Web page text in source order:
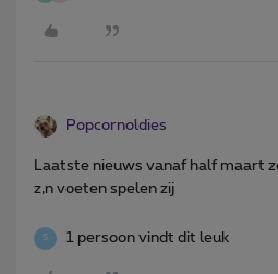
Popcornoldies
Laatste nieuws vanaf half maart
z,n voeten spelen zij
S 1 persoon vindt dit leuk